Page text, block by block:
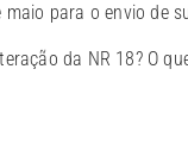
para o envio de
da NR 18? O